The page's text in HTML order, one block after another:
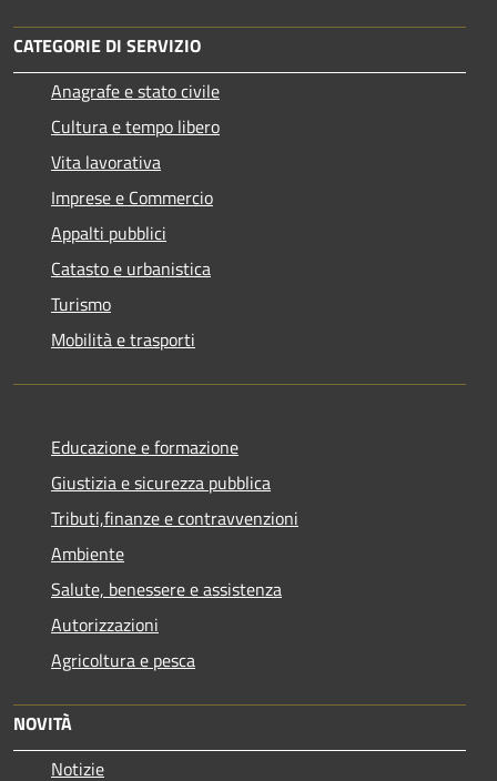
CATEGORIE DI SERVIZIO
Anagrafe e stato civile
Cultura e tempo libero
Vita lavorativa
Imprese e Commercio
Appalti pubblici
Catasto e urbanistica
Turismo
Mobilità e trasporti
Educazione e formazione
Giustizia e sicurezza pubblica
Tributi,finanze e contravvenzioni
Ambiente
Salute, benessere e assistenza
Autorizzazioni
Agricoltura e pesca
NOVITÀ
Notizie